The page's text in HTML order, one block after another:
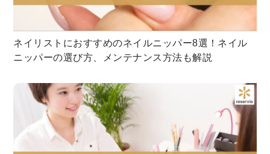
ネイリストにおすすめのネイルニッパー8選！ネイル
ニッパーの選び方、メンテナンス方法も解説